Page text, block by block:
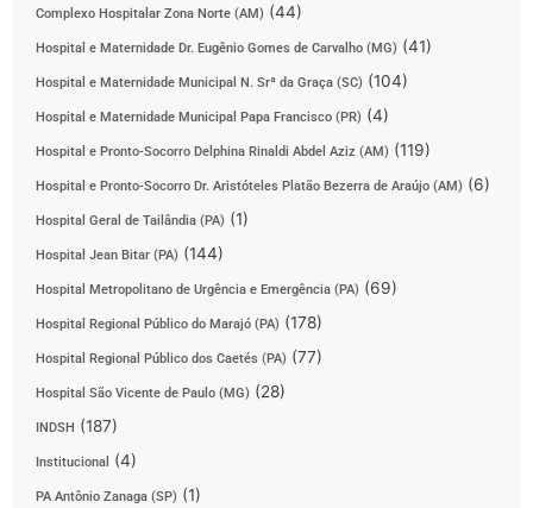
Complexo Hospitalar Zona Norte (AM) (44)
Hospital e Maternidade Dr. Eugênio Gomes de Carvalho (MG) (41)
Hospital e Maternidade Municipal N. Srª da Graça (SC) (104)
Hospital e Maternidade Municipal Papa Francisco (PR) (4)
Hospital e Pronto-Socorro Delphina Rinaldi Abdel Aziz (AM) (119)
Hospital e Pronto-Socorro Dr. Aristóteles Platão Bezerra de Araújo (AM) (6)
Hospital Geral de Tailândia (PA) (1)
Hospital Jean Bitar (PA) (144)
Hospital Metropolitano de Urgência e Emergência (PA) (69)
Hospital Regional Público do Marajó (PA) (178)
Hospital Regional Público dos Caetés (PA) (77)
Hospital São Vicente de Paulo (MG) (28)
INDSH (187)
Institucional (4)
PA Antônio Zanaga (SP) (1)